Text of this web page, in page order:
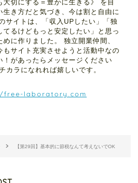
大切にする＝豊かに生きる》 を目
生き方だと気づき、今は割と自由に
サイトは、「収入UPしたい」「独
てるけどもっと安定したい」と思っ
に作りました。 独立開業仲間、
サイト充実させようと活動中なの
があったらメッセージください
カラになれれば嬉しいです。
laboratory.com
【第29回】基本的に節税なんて考えないでOK